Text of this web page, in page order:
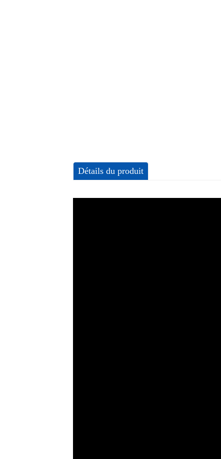
Détails du produit